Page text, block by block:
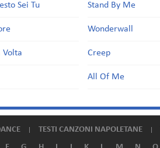
Sei Tu
Volta
Stand By Me
Wonderwall
Creep
All Of Me
TESTI CANZONI NAPOLETANE